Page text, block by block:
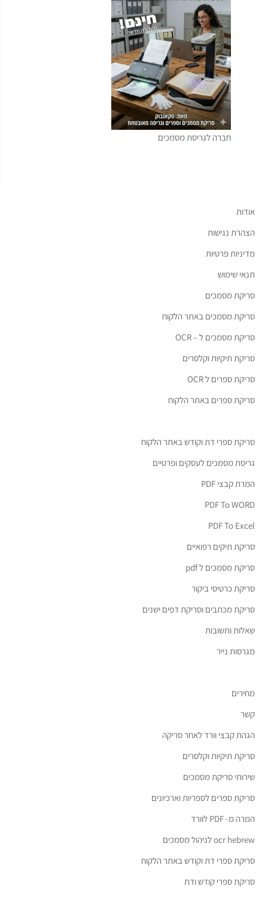
חברה לגריסת מסמכים
אודות
הצהרת נגישות
מדיניות פרטיות
תנאי שימוש
סריקת מסמכים
סריקת מסמכים באתר הלקוח
סריקת מסמכים ל – OCR
סריקת תיקיות וקלסרים
סריקת ספרים ל OCR
סריקת ספרים באתר הלקוח
סריקת ספרי דת וקודש באתר הלקוח
גריסת מסמכים לעסקים ופרטיים
המרת קבצי PDF
PDF To WORD
PDF To Excel
סריקת תיקים רפואיים
סריקת מסמכים ל pdf
סריקת כרטיסי ביקור
סריקת מכתבים וסריקת דפים ישנים
שאלות ותשובות
מגרסות נייר
מחירים
קשר
הגהת קבצי וורד לאחר סריקה
סריקת תיקיות וקלסרים
שירותי סריקת מסמכים
סריקת ספרים לספריות וארכיונים
המרה מ- PDF לוורד
ocr hebrew לניהול מסמכים
סריקת ספרי דת וקודש באתר הלקוח
סריקת ספרי קודש ודת